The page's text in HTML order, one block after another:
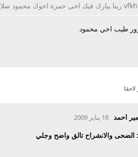
vfkh ربنا يبارك فيك اخى حمزة اخوك محمود صلاح مراد بندر قنا
طيب اخي محمود
لاحقا
احمد 18 يناير 2009
الضحى والانشراح تالق واضح وجلي